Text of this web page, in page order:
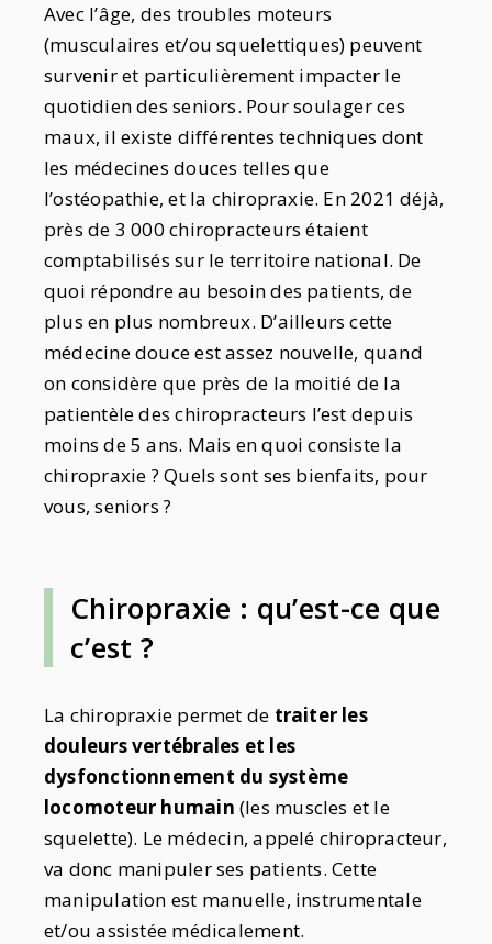
Avec l’âge, des troubles moteurs
(musculaires et/ou squelettiques) peuvent
survenir et particulièrement impacter le
quotidien des seniors. Pour soulager ces
maux, il existe différentes techniques dont
les médecines douces telles que
l’ostéopathie, et la chiropraxie. En 2021 déjà,
près de 3 000 chiropracteurs étaient
comptabilisés sur le territoire national. De
quoi répondre au besoin des patients, de
plus en plus nombreux. D’ailleurs cette
médecine douce est assez nouvelle, quand
on considère que près de la moitié de la
patientèle des chiropracteurs l’est depuis
moins de 5 ans. Mais en quoi consiste la
chiropraxie ? Quels sont ses bienfaits, pour
vous, seniors ?
Chiropraxie : qu’est-ce que
c’est ?
La chiropraxie permet de traiter les
douleurs vertébrales et les
dysfonctionnement du système
locomoteur humain (les muscles et le
squelette). Le médecin, appelé chiropracteur,
va donc manipuler ses patients. Cette
manipulation est manuelle, instrumentale
et/ou assistée médicalement.